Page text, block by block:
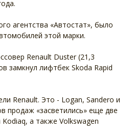
агентства «Автостат», было
этой марки.
Renault Duster (21,3
замкнул лифтбек Skoda Rapid
Renault. Это - Logan, Sandero и
продаж «засветились» еще две
а также Volkswagen